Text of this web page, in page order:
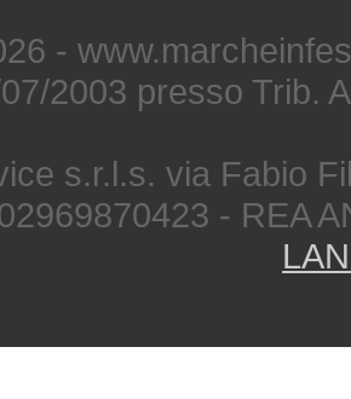
-
2003 presso Trib.
s.r.l.s. via Fabio
- REA